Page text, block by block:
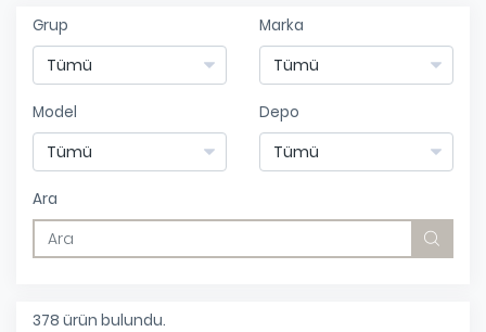
Grup Marka
Model Depo
Ara
378 ürün bulundu.